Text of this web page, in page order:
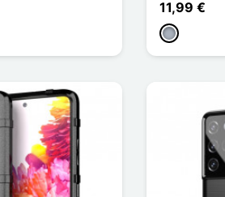
11,99 €
Grau